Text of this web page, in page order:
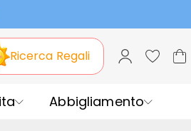
Ricerca Regali
Abbigliamento